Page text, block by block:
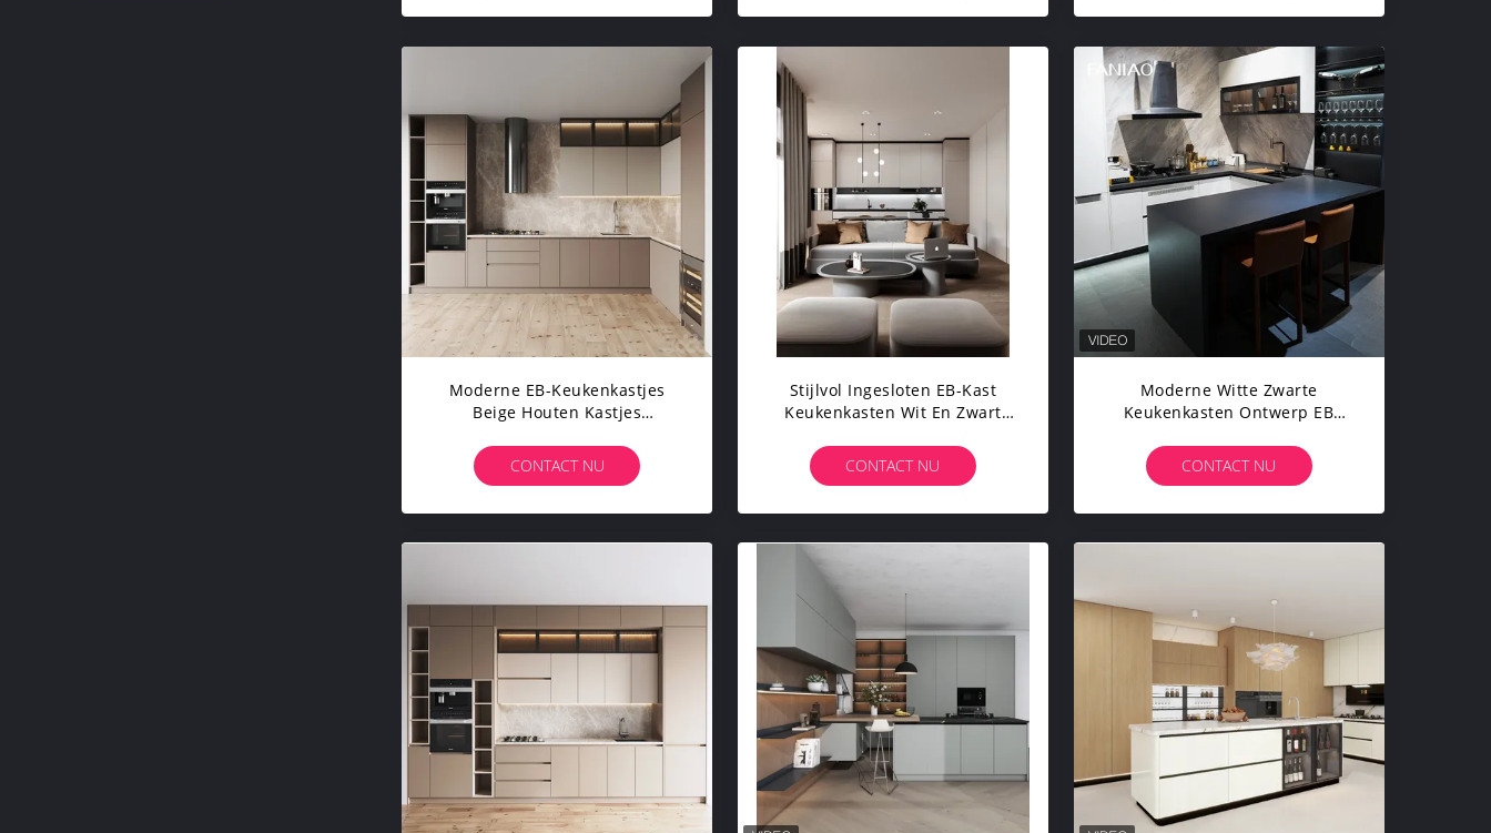
Moderne EB-Keukenkastjes
Beige Houten Kastjes
CONTACT NU
Stijlvol Ingesloten EB-Kast
Keukenkasten Wit En Zwart
CONTACT NU
Moderne Witte Zwarte
Keukenkasten Ontwerp EB
CONTACT NU